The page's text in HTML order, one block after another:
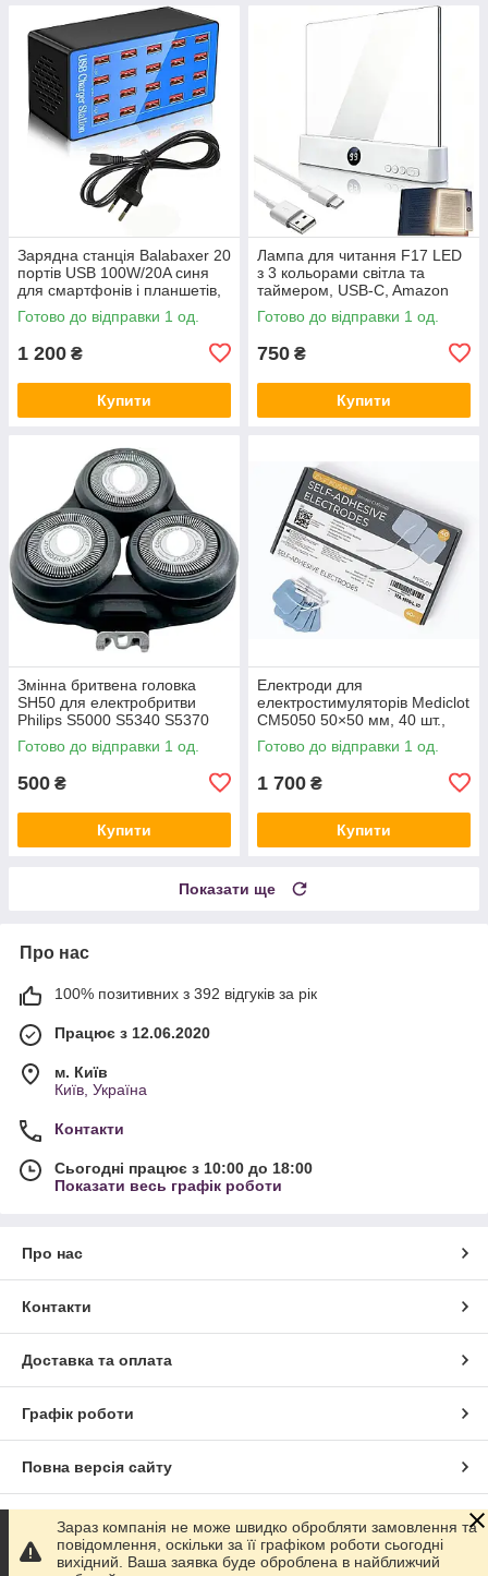
Зарядна станція Balabaxer 20
портів USB 100W/20A синя
для смартфонів і планшетів,
Amazon
Готово до відправки 1 од.
1 200 ₴
Купити
Лампа для читання F17 LED
з 3 кольорами світла та
таймером, USB-C, Amazon
Готово до відправки 1 од.
750 ₴
Купити
Змінна бритвена головка
SH50 для електробритви
Philips S5000 S5340 S5370
S5380
Готово до відправки 1 од.
500 ₴
Купити
Електроди для
електростимуляторів Mediclot
CM5050 50×50 мм, 40 шт.,
Amazon
Готово до відправки 1 од.
1 700 ₴
Купити
Показати ще
Про нас
100% позитивних з 392 відгуків за рік
Працює з 12.06.2020
м. Київ
Київ, Україна
Контакти
Сьогодні працює з 10:00 до 18:00
Показати весь графік роботи
Про нас
Контакти
Доставка та оплата
Графік роботи
Повна версія сайту
Сайт створено на маркетплейсі Prom.ua
Зараз компанія не може швидко обробляти замовлення та
повідомлення, оскільки за її графіком роботи сьогодні
вихідний. Ваша заявка буде оброблена в найближчий